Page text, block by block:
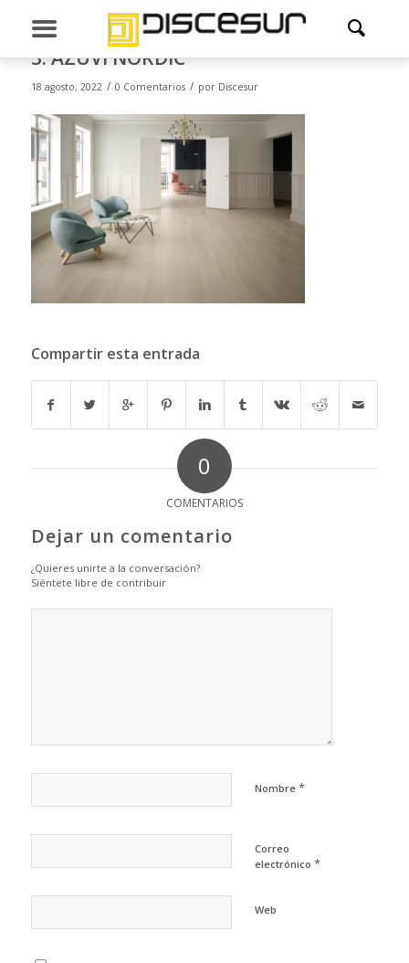
3. AZUVI NORDIC
18 agosto, 2022 / 0 Comentarios / por Discesur
Compartir esta entrada
0
COMENTARIOS
Dejar un comentario
¿Quieres unirte a la conversación?
Siéntete libre de contribuir
Nombre *
Correo
electrónico *
Web